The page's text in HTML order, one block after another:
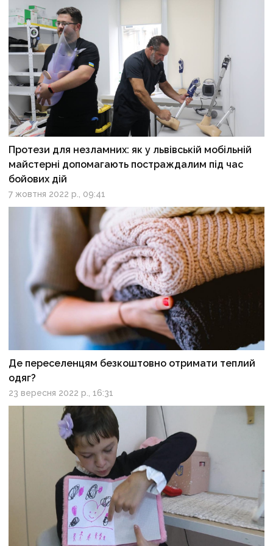
Протези для незламних: як у львівській мобільній
майстерні допомагають постраждалим під час
бойових дій
7 жовтня 2022 р., 09:41
Де переселенцям безкоштовно отримати теплий
одяг?
23 вересня 2022 р., 16:31